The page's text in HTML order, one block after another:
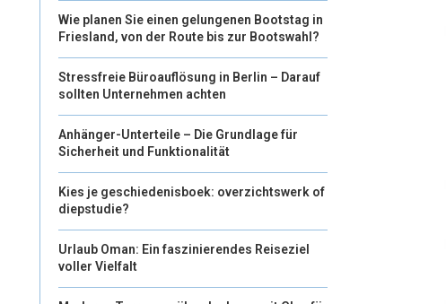
Wie planen Sie einen gelungenen Bootstag in
Friesland, von der Route bis zur Bootswahl?
Stressfreie Büroauflösung in Berlin – Darauf
sollten Unternehmen achten
Anhänger-Unterteile – Die Grundlage für
Sicherheit und Funktionalität
Kies je geschiedenisboek: overzichtswerk of
diepstudie?
Urlaub Oman: Ein faszinierendes Reiseziel
voller Vielfalt